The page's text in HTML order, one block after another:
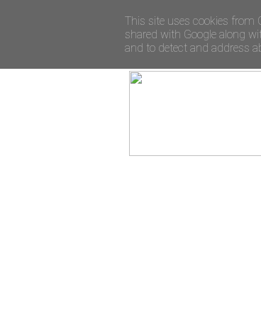
This site uses cookies from
shared with Google along
and to detect and address